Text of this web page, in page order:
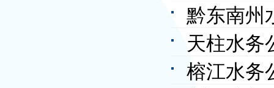
目一线开
黔东南州
活动
天柱水务
榕江水务